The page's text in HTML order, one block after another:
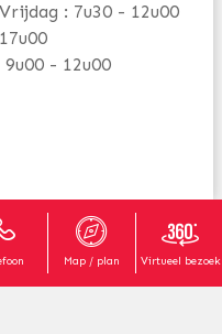
: 7u30 - 12u00
- 12u00
Map / plan Virtueel bezoek